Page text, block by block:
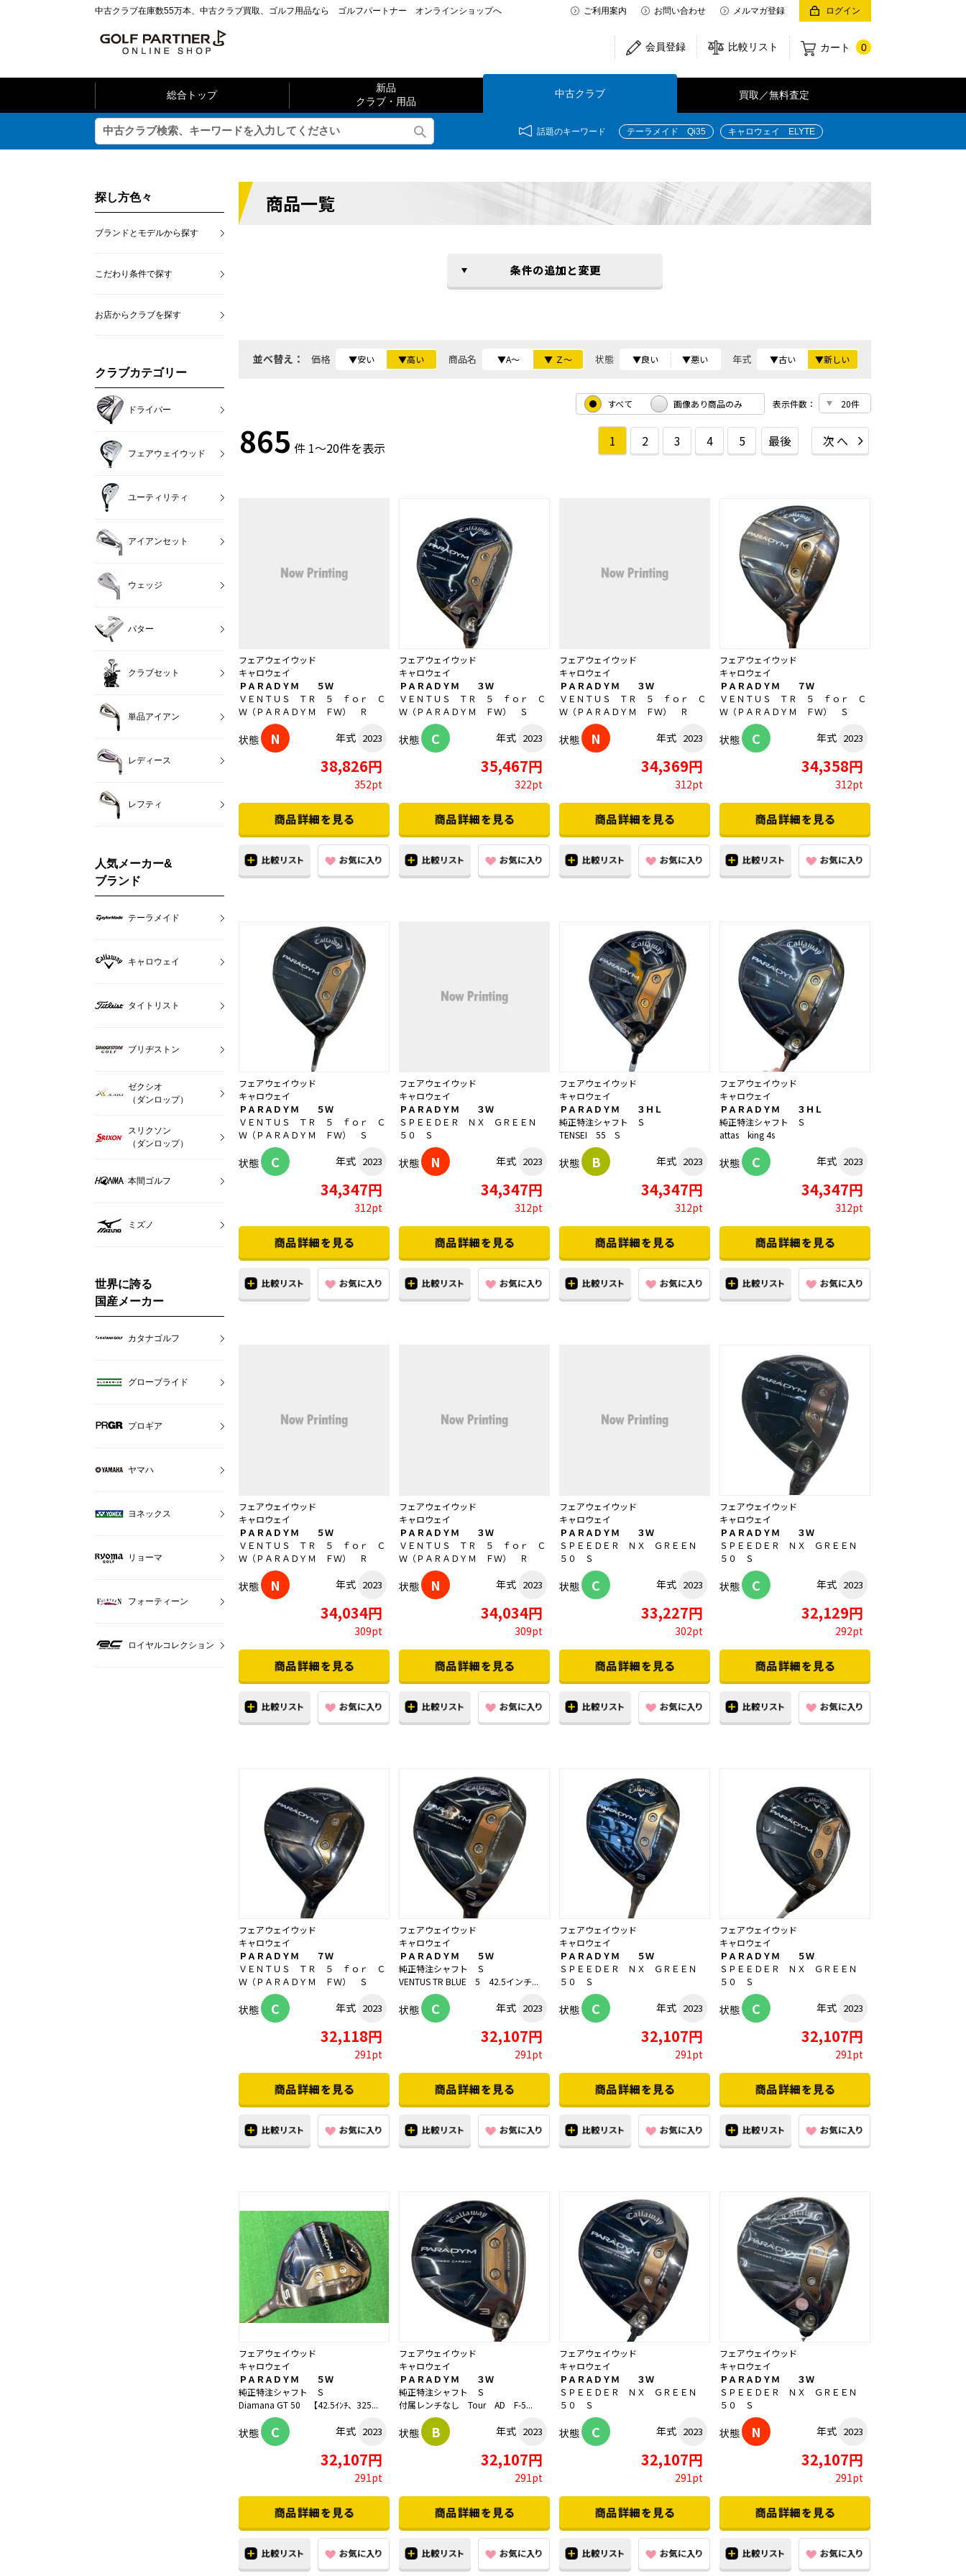
中古クラブ在庫数55万本、中古クラブ買取、ゴルフ用品なら ゴルフパートナー オンラインショップへ ご利用案内 お問い合わせ メルマガ登録 ログイン
カート 0
比較リスト
会員登録
総合トップ
新品
クラブ・用品
中古クラブ 買取／無料査定
話題のキーワード テーラメイド Qi35 キャロウェイ ELYTE
商品一覧
並べ替え： 価格 ▼安い ▼高い 商品名 ▼A～ ▼ Ｚ～ 状態 ▼良い ▼悪い 年式 ▼古い ▼新しい
すべて 画像あり商品のみ 表示件数：
865 件 1～20件を表示 1 2 3 4 5 最後 次へ
フェアウェイウッド
キャロウェイ
ＰＡＲＡＤＹＭ ５Ｗ
ＶＥＮＴＵＳ ＴＲ ５ ｆｏｒ Ｃ
Ｗ（ＰＡＲＡＤＹＭ ＦＷ） Ｒ
状態 N 年式 2023
38,826円
352pt
フェアウェイウッド
キャロウェイ
ＰＡＲＡＤＹＭ ３Ｗ
ＶＥＮＴＵＳ ＴＲ ５ ｆｏｒ Ｃ
Ｗ（ＰＡＲＡＤＹＭ ＦＷ） Ｓ
状態 C 年式 2023
35,467円
322pt
フェアウェイウッド
キャロウェイ
ＰＡＲＡＤＹＭ ３Ｗ
ＶＥＮＴＵＳ ＴＲ ５ ｆｏｒ Ｃ
Ｗ（ＰＡＲＡＤＹＭ ＦＷ） Ｒ
状態 N 年式 2023
34,369円
312pt
フェアウェイウッド
キャロウェイ
ＰＡＲＡＤＹＭ ７Ｗ
ＶＥＮＴＵＳ ＴＲ ５ ｆｏｒ Ｃ
Ｗ（ＰＡＲＡＤＹＭ ＦＷ） Ｓ
状態 C 年式 2023
34,358円
312pt
フェアウェイウッド
キャロウェイ
ＰＡＲＡＤＹＭ ５Ｗ
ＶＥＮＴＵＳ ＴＲ ５ ｆｏｒ Ｃ
Ｗ（ＰＡＲＡＤＹＭ ＦＷ） Ｓ
状態 C 年式 2023
34,347円
312pt
フェアウェイウッド
キャロウェイ
ＰＡＲＡＤＹＭ ３Ｗ
ＳＰＥＥＤＥＲ ＮＸ ＧＲＥＥＮ
５０ Ｓ
状態 N 年式 2023
34,347円
312pt
フェアウェイウッド
キャロウェイ
ＰＡＲＡＤＹＭ ３ＨＬ
純正特注シャフト Ｓ
TENSEI 55 S
状態 B 年式 2023
34,347円
312pt
フェアウェイウッド
キャロウェイ
ＰＡＲＡＤＹＭ ３ＨＬ
純正特注シャフト Ｓ
attas king 4s
状態 C 年式 2023
34,347円
312pt
フェアウェイウッド
キャロウェイ
ＰＡＲＡＤＹＭ ５Ｗ
ＶＥＮＴＵＳ ＴＲ ５ ｆｏｒ Ｃ
Ｗ（ＰＡＲＡＤＹＭ ＦＷ） Ｒ
状態 N 年式 2023
34,034円
309pt
フェアウェイウッド
キャロウェイ
ＰＡＲＡＤＹＭ ３Ｗ
ＶＥＮＴＵＳ ＴＲ ５ ｆｏｒ Ｃ
Ｗ（ＰＡＲＡＤＹＭ ＦＷ） Ｒ
状態 N 年式 2023
34,034円
309pt
フェアウェイウッド
キャロウェイ
ＰＡＲＡＤＹＭ ３Ｗ
ＳＰＥＥＤＥＲ ＮＸ ＧＲＥＥＮ
５０ Ｓ
状態 C 年式 2023
33,227円
302pt
フェアウェイウッド
キャロウェイ
ＰＡＲＡＤＹＭ ３Ｗ
ＳＰＥＥＤＥＲ ＮＸ ＧＲＥＥＮ
５０ Ｓ
状態 C 年式 2023
32,129円
292pt
フェアウェイウッド
キャロウェイ
ＰＡＲＡＤＹＭ ７Ｗ
ＶＥＮＴＵＳ ＴＲ ５ ｆｏｒ Ｃ
Ｗ（ＰＡＲＡＤＹＭ ＦＷ） Ｓ
状態 C 年式 2023
32,118円
291pt
フェアウェイウッド
キャロウェイ
ＰＡＲＡＤＹＭ ５Ｗ
純正特注シャフト Ｓ
VENTUS TR BLUE 5 42.5インチ...
状態 C 年式 2023
32,107円
291pt
フェアウェイウッド
キャロウェイ
ＰＡＲＡＤＹＭ ５Ｗ
ＳＰＥＥＤＥＲ ＮＸ ＧＲＥＥＮ
５０ Ｓ
状態 C 年式 2023
32,107円
291pt
フェアウェイウッド
キャロウェイ
ＰＡＲＡＤＹＭ ５Ｗ
ＳＰＥＥＤＥＲ ＮＸ ＧＲＥＥＮ
５０ Ｓ
状態 C 年式 2023
32,107円
291pt
フェアウェイウッド
キャロウェイ
ＰＡＲＡＤＹＭ ５Ｗ
純正特注シャフト Ｓ
Diamana GT 50 【42.5ｲﾝﾁ、325...
状態 C 年式 2023
32,107円
291pt
フェアウェイウッド
キャロウェイ
ＰＡＲＡＤＹＭ ３Ｗ
純正特注シャフト Ｓ
付属レンチなし Tour AD F-5...
状態 B 年式 2023
32,107円
291pt
フェアウェイウッド
キャロウェイ
ＰＡＲＡＤＹＭ ３Ｗ
ＳＰＥＥＤＥＲ ＮＸ ＧＲＥＥＮ
５０ Ｓ
状態 C 年式 2023
32,107円
291pt
フェアウェイウッド
キャロウェイ
ＰＡＲＡＤＹＭ ３Ｗ
ＳＰＥＥＤＥＲ ＮＸ ＧＲＥＥＮ
５０ Ｓ
状態 N 年式 2023
32,107円
291pt
探し方色々
ブランドとモデルから探す
こだわり条件で探す
お店からクラブを探す
クラブカテゴリー
ドライバー
フェアウェイウッド
ユーティリティ
アイアンセット
ウェッジ
パター
クラブセット
単品アイアン
レディース
レフティ
人気メーカー&
ブランド
テーラメイド
キャロウェイ
タイトリスト
ブリヂストン
ゼクシオ
（ダンロップ）
スリクソン
（ダンロップ）
本間ゴルフ
ミズノ
世界に誇る
国産メーカー
カタナゴルフ
グローブライド
プロギア
ヤマハ
ヨネックス
リョーマ
フォーティーン
ロイヤルコレクション